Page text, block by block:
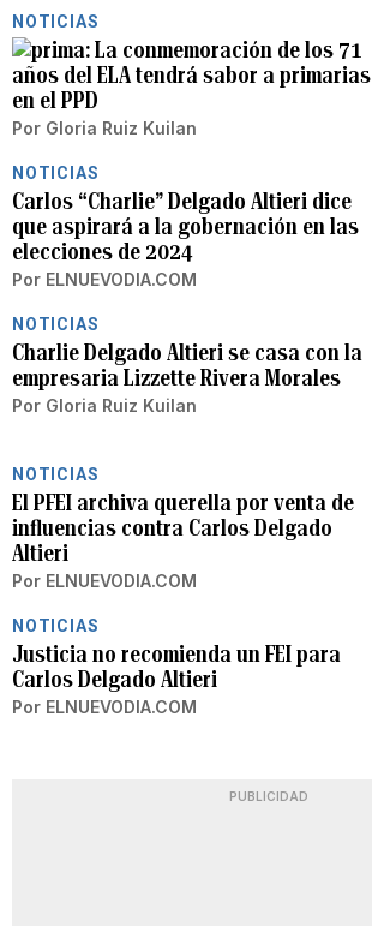
NOTICIAS
La conmemoración de los 71
años del ELA tendrá sabor a primarias
en el PPD
Por Gloria Ruiz Kuilan
NOTICIAS
Carlos “Charlie” Delgado Altieri dice
que aspirará a la gobernación en las
elecciones de 2024
Por ELNUEVODIA.COM
NOTICIAS
Charlie Delgado Altieri se casa con la
empresaria Lizzette Rivera Morales
Por Gloria Ruiz Kuilan
NOTICIAS
El PFEI archiva querella por venta de
influencias contra Carlos Delgado
Altieri
Por ELNUEVODIA.COM
NOTICIAS
Justicia no recomienda un FEI para
Carlos Delgado Altieri
Por ELNUEVODIA.COM
PUBLICIDAD